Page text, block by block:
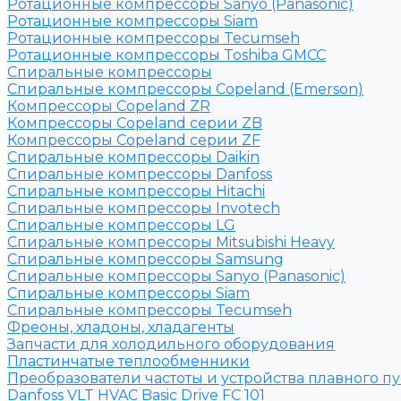
Ротационные компрессоры Sanyo (Panasonic)
Ротационные компрессоры Siam
Ротационные компрессоры Tecumseh
Ротационные компрессоры Toshiba GMCC
Спиральные компрессоры
Спиральные компрессоры Copeland (Emerson)
Компрессоры Copeland ZR
Компрессоры Copeland серии ZB
Компрессоры Copeland серии ZF
Спиральные компрессоры Daikin
Спиральные компрессоры Danfoss
Спиральные компрессоры Hitachi
Спиральные компрессоры Invotech
Спиральные компрессоры LG
Спиральные компрессоры Mitsubishi Heavy
Спиральные компрессоры Samsung
Спиральные компрессоры Sanyo (Panasonic)
Спиральные компрессоры Siam
Спиральные компрессоры Tecumseh
Фреоны, хладоны, хладагенты
Запчасти для холодильного оборудования
Пластинчатые теплообменники
Преобразователи частоты и устройства плавного
Danfoss VLT HVAC Basic Drive FC 101